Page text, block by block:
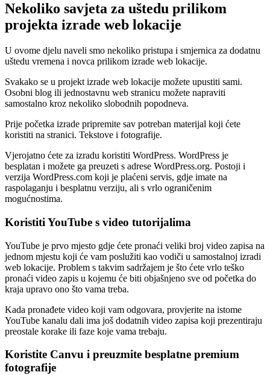
Nekoliko savjeta za uštedu prilikom
projekta izrade web lokacije
U ovome djelu naveli smo nekoliko pristupa i smjernica za dodatnu
uštedu vremena i novca prilikom izrade web lokacije.
Svakako se u projekt izrade web lokacije možete upustiti sami.
Osobni blog ili jednostavnu web stranicu možete napraviti
samostalno kroz nekoliko slobodnih popodneva.
Prije početka izrade pripremite sav potreban materijal koji ćete
koristiti na stranici. Tekstove i fotografije.
Vjerojatno ćete za izradu koristiti WordPress. WordPress je
besplatan i možete ga preuzeti s adrese WordPress.org. Postoji i
verzija WordPress.com koji je plaćeni servis, gdje imate na
raspolaganju i besplatnu verziju, ali s vrlo ograničenim
mogućnostima.
Koristiti YouTube s video tutorijalima
YouTube je prvo mjesto gdje ćete pronaći veliki broj video zapisa na
jednom mjestu koji će vam poslužiti kao vodiči u samostalnoj izradi
web lokacije. Problem s takvim sadržajem je što ćete vrlo teško
pronaći video zapis u kojemu će biti objašnjeno sve od početka do
kraja upravo ono što vama treba.
Kada pronađete video koji vam odgovara, provjerite na istome
YouTube kanalu dali ima još dodatnih video zapisa koji prezentiraju
preostale korake ili faze koje vama trebaju.
Koristite Canvu i preuzmite besplatne premium
fotografije